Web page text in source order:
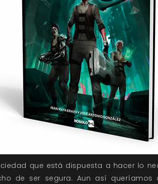
que está dispuesta a hacer lo
de ser segura. Aun así queríamos